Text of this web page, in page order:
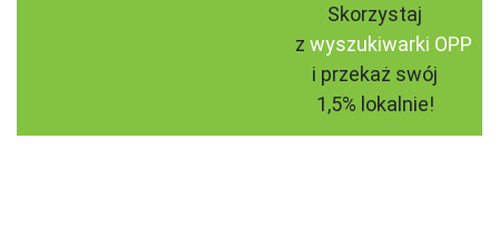
Skorzystaj
z wyszukiwarki OPP
i przekaż swój
1,5% lokalnie!